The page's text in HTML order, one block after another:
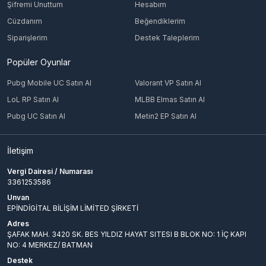
Şifremi Unuttum
Hesabım
Cüzdanım
Beğendiklerim
Siparişlerim
Destek Taleplerim
Popüler Oyunlar
Pubg Mobile UC Satın Al
Valorant VP Satın Al
LoL RP Satın Al
MLBB Elmas Satın Al
Pubg UC Satın Al
Metin2 EP Satın Al
İletişim
Vergi Dairesi / Numarası
3361253586
Unvan
EPİNDİGİTAL BİLİŞİM LİMİTED ŞİRKETİ
Adres
ŞAFAK MAH. 3420 SK. BES YILDIZ HAYAT SITESI B BLOK NO: 1 İÇ KAPI
NO: 4 MERKEZ/ BATMAN
Destek